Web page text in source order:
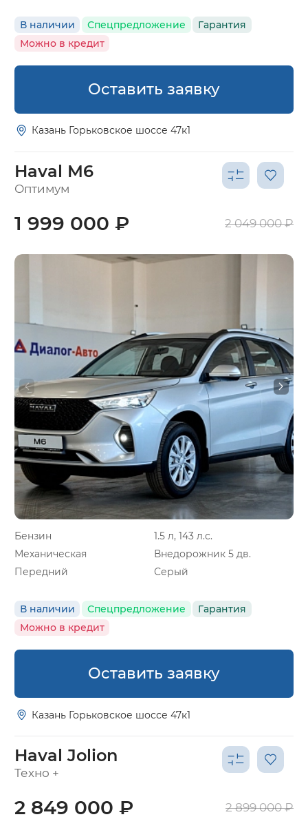
В наличии Спецпредложение
Гарантия
Можно в кредит
Оставить заявку
Казань Горьковское шоссе 47к1
Haval M6
Оптимум
Бензин
1.5 л, 143 л.с.
Механическая
Внедорожник 5 дв.
Передний
Серый
В наличии Спецпредложение
Гарантия
Можно в кредит
1 999 000 ₽ 2 049 000 ₽
Оставить заявку
Казань Горьковское шоссе 47к1
Haval Jolion
Техно +
2 849 000 ₽ 2 899 000 ₽